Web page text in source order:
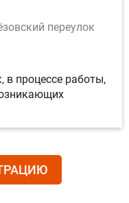
переулок
в процессе работы,